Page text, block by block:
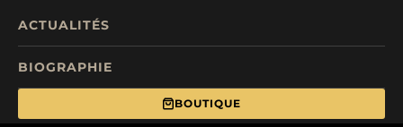
ACTUALITÉS
BIOGRAPHIE
BOUTIQUE